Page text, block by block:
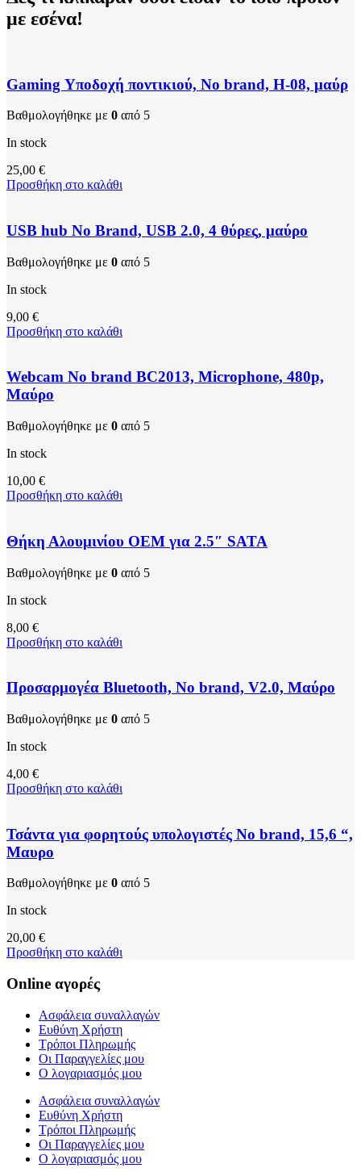
με εσένα!
Gaming Υποδοχή ποντικιού, No brand, H-08, μαύρ
Βαθμολογήθηκε με 0 από 5
In stock
25,00 €
Προσθήκη στο καλάθι
USB hub No Brand, USB 2.0, 4 θύρες, μαύρο
Βαθμολογήθηκε με 0 από 5
In stock
9,00 €
Προσθήκη στο καλάθι
Webcam No brand BC2013, Microphone, 480p,
Μαύρο
Βαθμολογήθηκε με 0 από 5
In stock
10,00 €
Προσθήκη στο καλάθι
Θήκη Αλουμινίου ΟΕΜ για 2.5″ SATA
Βαθμολογήθηκε με 0 από 5
In stock
8,00 €
Προσθήκη στο καλάθι
Προσαρμογέα Bluetooth, No brand, V2.0, Μαύρο
Βαθμολογήθηκε με 0 από 5
In stock
4,00 €
Προσθήκη στο καλάθι
Τσάντα για φορητούς υπολογιστές No brand, 15,6 “,
Μαυρο
Βαθμολογήθηκε με 0 από 5
In stock
20,00 €
Προσθήκη στο καλάθι
Online αγορές
Ασφάλεια συναλλαγών
Ευθύνη Χρήστη
Τρόποι Πληρωμής
Οι Παραγγελίες μου
Ο λογαριασμός μου
Ασφάλεια συναλλαγών
Ευθύνη Χρήστη
Τρόποι Πληρωμής
Οι Παραγγελίες μου
Ο λογαριασμός μου